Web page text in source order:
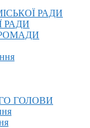
РАДИ
РАДИ
ГОЛОВИ